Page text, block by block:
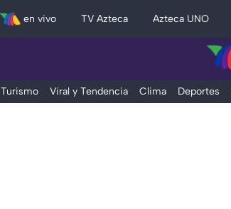
en vivo TV Azteca Azteca UNO
Turismo Viral y Tendencia Clima Deportes